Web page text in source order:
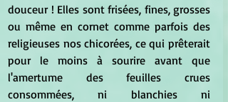
douceur ! Elles sont frisées, fines, grosses
ou même en cornet comme parfois des
religieuses nos chicorées, ce qui prêterait
pour le moins à sourire avant que
l'amertume des feuilles crues
consommées, ni blanchies ni